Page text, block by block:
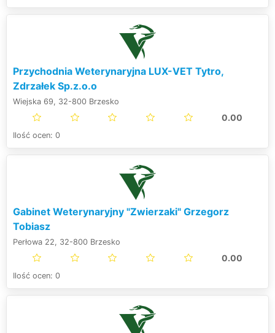
Przychodnia Weterynaryjna LUX-VET Tytro,
Zdrzałek Sp.z.o.o
Wiejska 69, 32-800 Brzesko
0.00
Ilość ocen: 0
Gabinet Weterynaryjny "Zwierzaki" Grzegorz
Tobiasz
Perłowa 22, 32-800 Brzesko
0.00
Ilość ocen: 0